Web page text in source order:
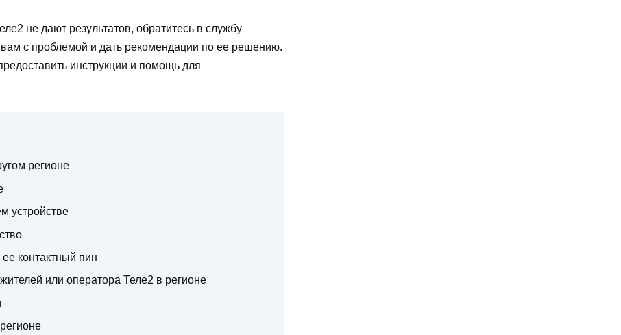
не дают результатов, обратитесь в службу
с проблемой и дать рекомендации по ее решению.
инструкции и помощь для
регионе
устройстве
контактный пин
или оператора Теле2 в регионе